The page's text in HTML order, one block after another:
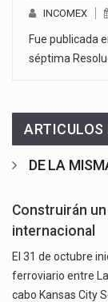
INCOMEX
Fue publicada
séptima
ARTICULOS
DE LA
Construirán
internacional
El 31 de octubre
ferroviario entre
cabo Kansas City